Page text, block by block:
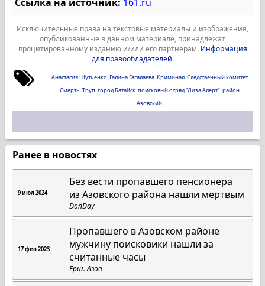
Исключительные права на текстовые материалы и изображения,
опубликованные в данном материале, принадлежат
процитированному изданию и/или его партнерам. Информация
для правообладателей.
Анастасия Шутченко Галина Гагалаева Криминал Следственный комитет
Смерть Труп город Батайск поисковый отряд "Лиза Алерт" район
Азовский
Ранее в новостях
9 июл 2024
Без вести пропавшего пенсионера
из Азовского района нашли мертвым
DonDay
17 фев 2023
Пропавшего в Азовском районе
мужчину поисковики нашли за
считанные часы
Ёрш. Азов